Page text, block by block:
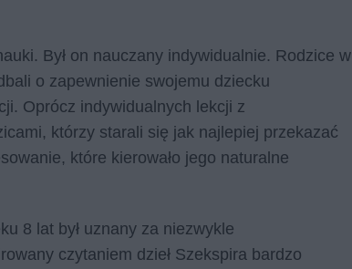
Był on nauczany indywidualnie. Rodzice w
o zapewnienie swojemu dziecku
Oprócz indywidualnych lekcji z
którzy starali się jak najlepiej przekazać
które kierowało jego naturalne
8 lat był uznany za niezwykle
czytaniem dzieł Szekspira bardzo